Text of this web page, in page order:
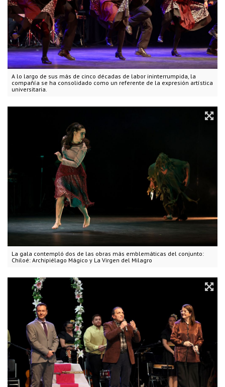
A lo largo de sus más de cinco décadas de labor ininterrumpida, la
compañía se ha consolidado como un referente de la expresión artística
universitaria.
La gala contempló dos de las obras más emblemáticas del conjunto:
Chiloé: Archipiélago Mágico y La Virgen del Milagro